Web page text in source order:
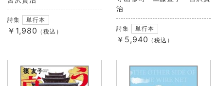
詩集 単行本
￥1,980 （税込）
治
詩集 単行本
￥5,940 （税込）